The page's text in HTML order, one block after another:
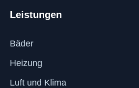
Leistungen
Bäder
Heizung
Luft und Klima